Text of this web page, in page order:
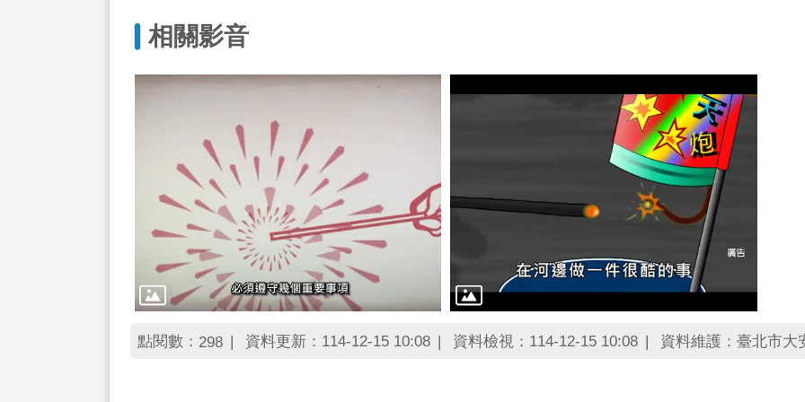
相關影音
點閱數： 298 資料更新：114-12-15 10:08 資料檢視：114-12-15 10:08 資料維護：臺北市大